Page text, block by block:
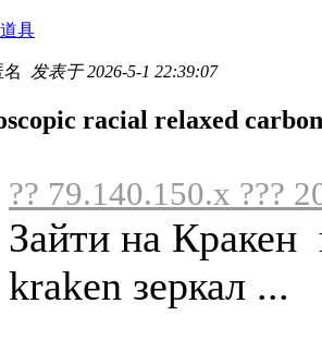
具
名 发表于 2026-5-1 22:39:07
racial relaxed
?? 79.140.150.x ???
Зайти на
kraken зеркал ...